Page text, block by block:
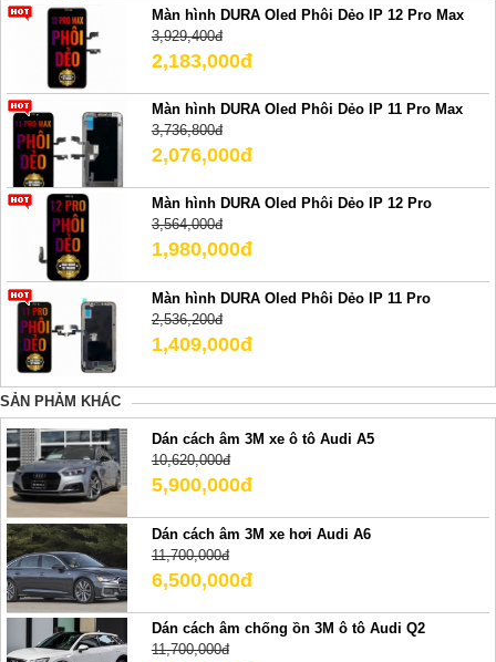
Màn hình DURA Oled Phôi Dẻo IP 12 Pro Max
3,929,400đ
2,183,000đ
Màn hình DURA Oled Phôi Dẻo IP 11 Pro Max
3,736,800đ
2,076,000đ
Màn hình DURA Oled Phôi Dẻo IP 12 Pro
3,564,000đ
1,980,000đ
Màn hình DURA Oled Phôi Dẻo IP 11 Pro
2,536,200đ
1,409,000đ
SẢN PHẢM KHÁC
Dán cách âm 3M xe ô tô Audi A5
10,620,000đ
5,900,000đ
Dán cách âm 3M xe hơi Audi A6
11,700,000đ
6,500,000đ
Dán cách âm chống ồn 3M ô tô Audi Q2
11,700,000đ